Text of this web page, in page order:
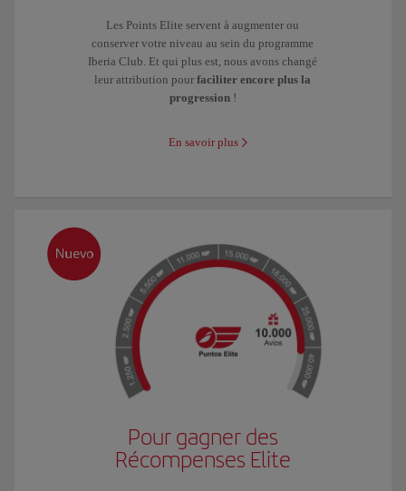
Les Points Elite servent à augmenter ou
conserver votre niveau au sein du programme
Iberia Club. Et qui plus est, nous avons changé
leur attribution pourfaciliter encore plus la
progression!
En savoir plus
Pour gagner des
Récompenses Elite